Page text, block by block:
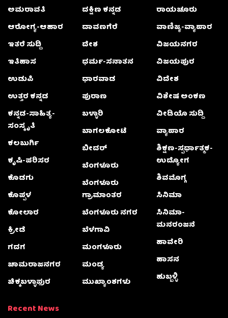
ಅಮರಾವತಿ
ಆರೋಗ್ಯ-ಆಹಾರ
ಇತರೆ ಸುದ್ದಿ
ಇತಿಹಾಸ
ಉಡುಪಿ
ಉತ್ತರ ಕನ್ನಡ
ಕನ್ನಡ-ಸಾಹಿತ್ಯ-
ಸಂಸ್ಕೃತಿ
ಕಲಬುರ್ಗಿ
ಕೃಷಿ-ಪರಿಸರ
ಕೊಡಗು
ಕೊಪ್ಪಳ
ಕೋಲಾರ
ಕ್ರೀಡೆ
ಗದಗ
ಚಾಮರಾಜನಗರ
ಚಿಕ್ಕಬಳ್ಳಾಫುರ
ದಕ್ಷಿಣ ಕನ್ನಡ
ದಾವಣಗೆರೆ
ದೇಶ
ಧರ್ಮ-ಸನಾತನ
ಧಾರವಾಡ
ಪುರಾಣ
ಬಳ್ಳಾರಿ
ಬಾಗಲಕೋಟೆ
ಬೀದರ್
ಬೆಂಗಳೂರು
ಬೆಂಗಳೂರು
ಗ್ರಾಮಾಂತರ
ಬೆಂಗಳೂರು ನಗರ
ಬೆಳಗಾವಿ
ಮಂಗಳೂರು
ಮಂಡ್ಯ
ಮುಖ್ಯಾಂಶಗಳು
ರಾಯಚೂರು
ವಾಣಿಜ್ಯ-ವ್ಯಾಪಾರ
ವಿಜಯನಗರ
ವಿಜಯಪುರ
ವಿದೇಶ
ವಿಶೇಷ ಅಂಕಣ
ವೀಡಿಯೊ ಸುದ್ದಿ
ವ್ಯಾಪಾರ
ಶಿಕ್ಷಣ-ಸ್ಪರ್ಧಾತ್ಮಕ-
ಉದ್ಯೋಗ
ಶಿವಮೊಗ್ಗ
ಸಿನಿಮಾ
ಸಿನಿಮಾ-
ಮನರಂಜನೆ
ಹಾವೇರಿ
ಹಾಸನ
ಹುಬ್ಬಳ್ಳಿ
Recent News